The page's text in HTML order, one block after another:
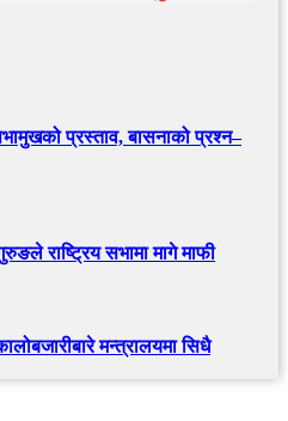
प्रस्ताव, बासनाको प्रश्न–
राष्ट्रिय सभामा मागे माफी
मन्त्रालयमा सिधै